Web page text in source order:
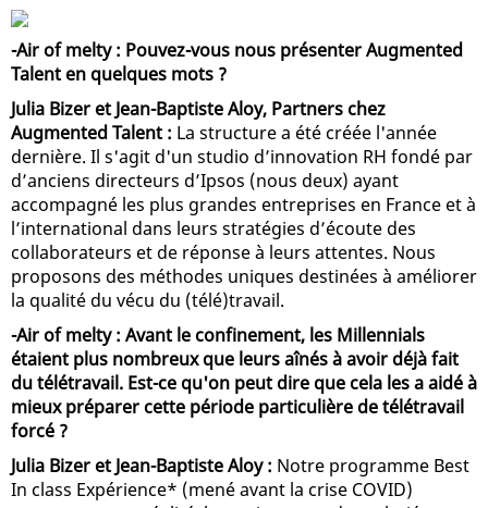
-Air of melty : Pouvez-vous nous présenter Augmented
Talent en quelques mots ?
Julia Bizer et Jean-Baptiste Aloy, Partners chez
Augmented Talent : La structure a été créée l'année
dernière. Il s'agit d'un studio d’innovation RH fondé par
d’anciens directeurs d’Ipsos (nous deux) ayant
accompagné les plus grandes entreprises en France et à
l’international dans leurs stratégies d’écoute des
collaborateurs et de réponse à leurs attentes. Nous
proposons des méthodes uniques destinées à améliorer
la qualité du vécu du (télé)travail.
-Air of melty : Avant le confinement, les Millennials
étaient plus nombreux que leurs aînés à avoir déjà fait
du télétravail. Est-ce qu'on peut dire que cela les a aidé à
mieux préparer cette période particulière de télétravail
forcé ?
Julia Bizer et Jean-Baptiste Aloy : Notre programme Best
In class Expérience* (mené avant la crise COVID)